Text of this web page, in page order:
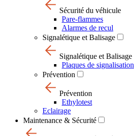
Sécurité du véhicule
Pare-flammes
Alarmes de recul
Signalétique et Balisage
Signalétique et Balisage
Plaques de signalisation
Prévention
Prévention
Ethylotest
Eclairage
Maintenance & Sécurité